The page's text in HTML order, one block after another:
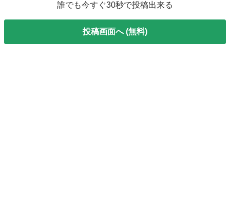
誰でも今すぐ30秒で投稿出来る
投稿画面へ (無料)